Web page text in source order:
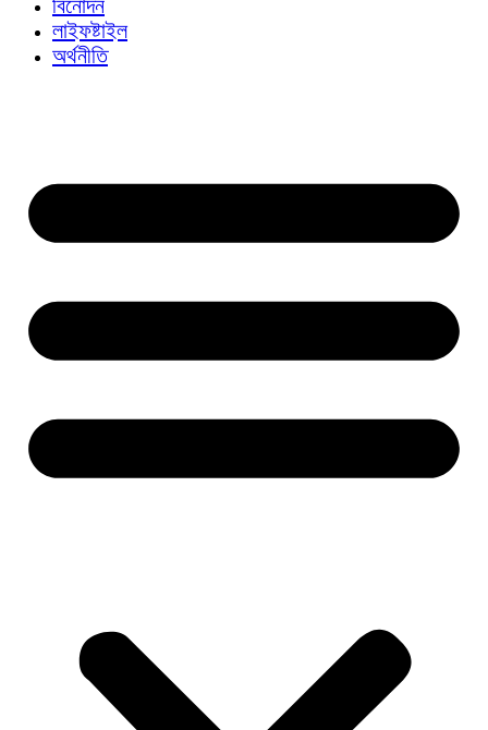
বিনোদন
লাইফষ্টাইল
অর্থনীতি